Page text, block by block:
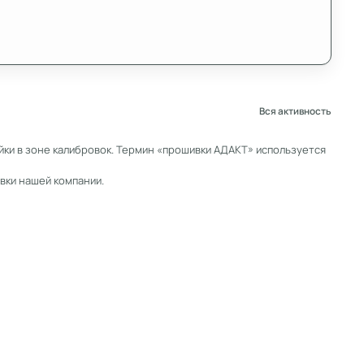
Вся активность
в зоне калибровок. Термин «прошивки АДАКТ» используется
нашей компании.